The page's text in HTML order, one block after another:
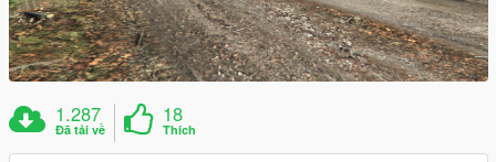
1.287
Đã tải về
18
Thích